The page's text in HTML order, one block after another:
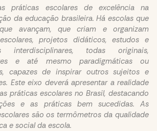
práticas escolares de excelência na
da educação brasileira. Há escolas que
avançam, que criam e organizam
projetos didáticos, estudos e
interdisciplinares, todas originais,
e até mesmo paradigmáticas ou
capazes de inspirar outros sujeitos e
Este eixo deverá apresentar a realidade
práticas escolares no Brasil, destacando
e as práticas bem sucedidas. As
são os termômetros da qualidade
e social da escola.